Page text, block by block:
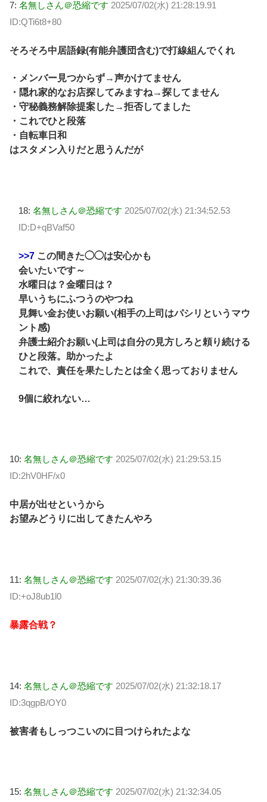
7: 名無しさん＠恐縮です 2025/07/02(水) 21:28:19.91
ID:QTi6t8+80
そろそろ中居語録(有能弁護団含む)で打線組んでくれ
・メンバー見つからず→声かけてません
・隠れ家的なお店探してみますね→探してません
・守秘義務解除提案した→拒否してました
・これでひと段落
・自転車日和
はスタメン入りだと思うんだが
18: 名無しさん＠恐縮です 2025/07/02(水) 21:34:52.53
ID:D+qBVaf50
>>7 この間きた◯◯は安心かも
会いたいです～
水曜日は？金曜日は？
早いうちにふつうのやつね
見舞い金お使いお願い(相手の上司はパシリというマウ
ント感)
弁護士紹介お願い(上司は自分の見方しろと頼り続ける
ひと段落。助かったよ
これで、責任を果たしたとは全く思っておりません
9個に絞れない…
10: 名無しさん＠恐縮です 2025/07/02(水) 21:29:53.15
ID:2hV0HF/x0
中居が出せというから
お望みどうりに出してきたんやろ
11: 名無しさん＠恐縮です 2025/07/02(水) 21:30:39.36
ID:+oJ8ub1l0
暴露合戦？
14: 名無しさん＠恐縮です 2025/07/02(水) 21:32:18.17
ID:3qgpB/OY0
被害者もしっつこいのに目つけられたよな
15: 名無しさん＠恐縮です 2025/07/02(水) 21:32:34.05